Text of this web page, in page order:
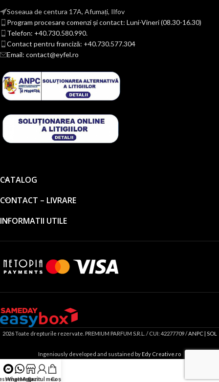
Soseaua de centura 17A, Afumați, Ilfov
Program procesare comenzi și contact: Luni-Vineri (08.30-16.30)
Telefon: +40.730.580.990.
Contact pentru franciză: +40.730.577.304
Email: contact@eyfel.ro
CATALOG
CONTACT – LIVRARE
INFORMATII UTILE
2026 Toate drepturile rezervate. PREMIUM PARFUM S.R.L. / CUI: 42277709 /ANPC | SOL
Ingeniously developed and sustained byEdy Creative.ro
WhatsApp
Magazin
Contul meuCoș